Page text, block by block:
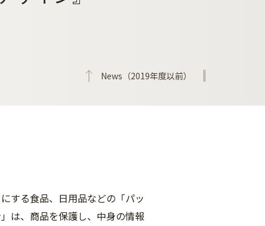
News（2019年度以前）
する食品、日用品などの「パッ
は、商品を保護し、中身の情報